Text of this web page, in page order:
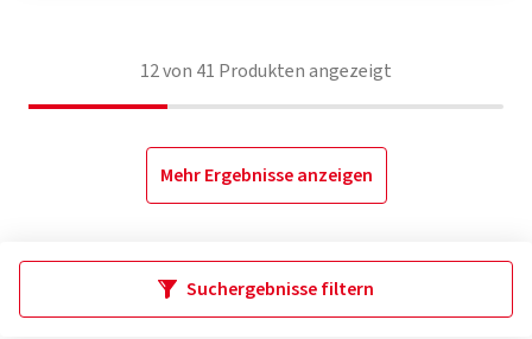
12von 41 Produkten angezeigt
Mehr Ergebnisse anzeigen
Suchergebnisse filtern